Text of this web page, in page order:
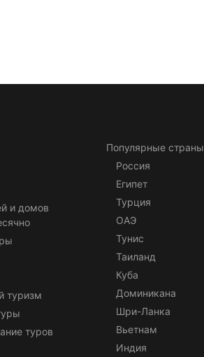
и домов
туризм
туров
Популярные страны
Россия
Египет
Турция
ОАЭ
Тунис
Таиланд
Куба
Доминикана
Шри-Ланка
Вьетнам
Индия